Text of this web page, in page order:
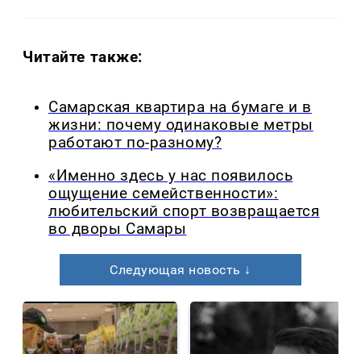
Читайте также:
Самарская квартира на бумаге и в
жизни: почему одинаковые метры
работают по-разному?
«Именно здесь у нас появилось
ощущение семейственности»:
любительский спорт возвращается
во дворы Самары
Следующая новость ↓